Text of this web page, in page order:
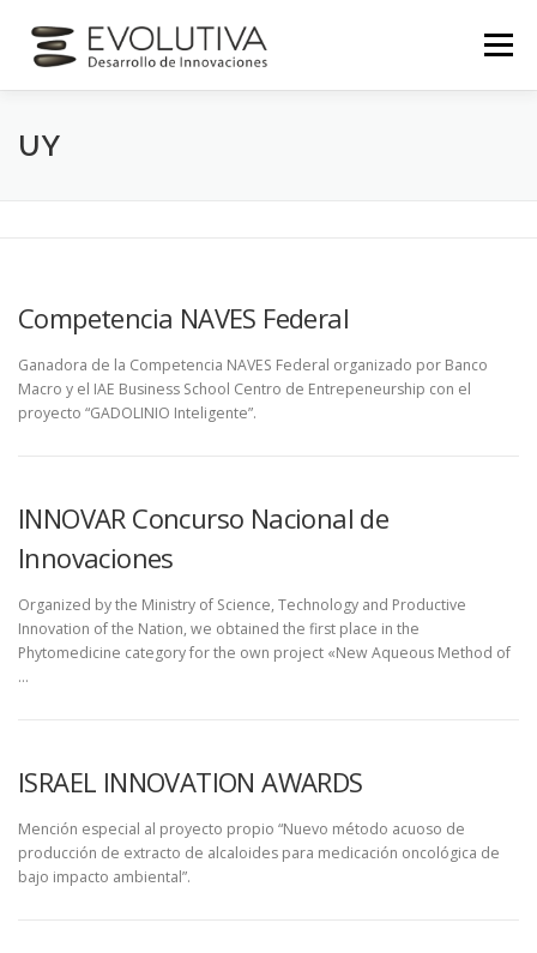
content
Menu
INICIO
UY
Competencia NAVES Federal
Ganadora de la Competencia NAVES Federal organizado por Banco
Macro y el IAE Business School Centro de Entrepeneurship con el
proyecto “GADOLINIO Inteligente”.
INNOVAR Concurso Nacional de
Innovaciones
Organized by the Ministry of Science, Technology and Productive
Innovation of the Nation, we obtained the first place in the
Phytomedicine category for the own project «New Aqueous Method of
…
ISRAEL INNOVATION AWARDS
Mención especial al proyecto propio “Nuevo método acuoso de
producción de extracto de alcaloides para medicación oncológica de
bajo impacto ambiental”.